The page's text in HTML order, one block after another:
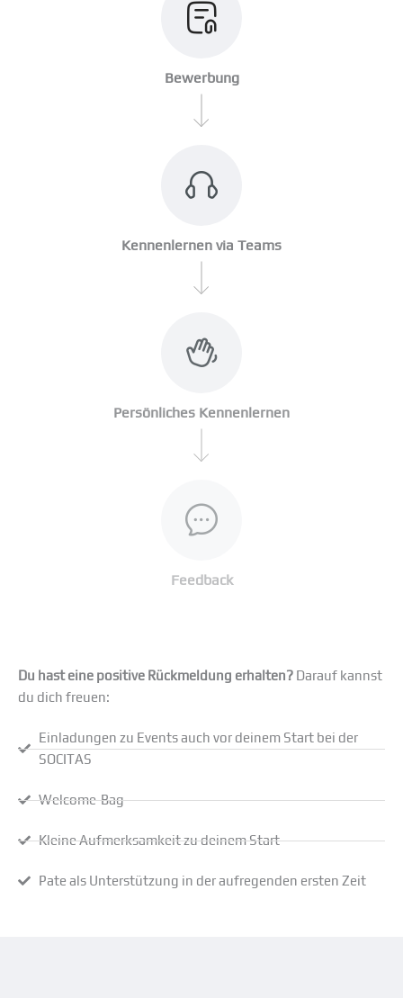
Bewerbung
Kennenlernen via Teams
Persönliches Kennenlernen
Feedback
Du hast eine positive Rückmeldung erhalten? Darauf kannst
du dich freuen:
Einladungen zu Events auch vor deinem Start bei der
SOCITAS
Welcome-Bag
Kleine Aufmerksamkeit zu deinem Start
Pate als Unterstützung in der aufregenden ersten Zeit